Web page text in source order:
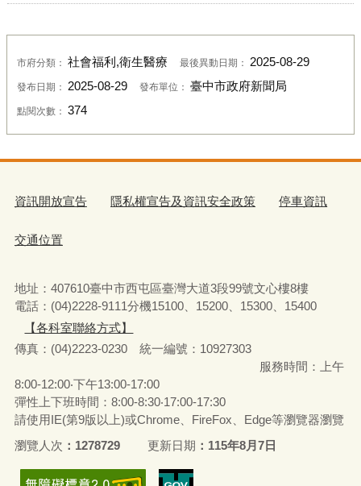
市府分類： 社會福利,衛生醫療 最後異動日期： 2025-08-29
發布日期： 2025-08-29 發布單位： 臺中市政府新聞局
點閱次數： 374
資訊開放宣告 隱私權宣告及資訊安全政策 停車資訊
交通位置
地址：407610臺中市西屯區臺灣大道3段99號文心樓8樓
電話：(04)2228-9111分機15100、15200、15300、15400
【各科室聯絡方式】
傳真：(04)2223-0230 統一編號 ： 10927303
服務時間：上午
8:00-12:00‧下午13:00-17:00
彈性上下班時間：8:00-8:30‧17:00-17:30
請使用IE(第9版以上)或Chrome、FireFox、Edge等瀏覽器瀏覽
瀏覽人次
1278729 更新日期 115年8月7日